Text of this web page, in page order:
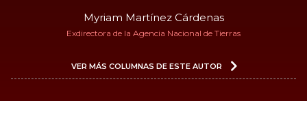
Myriam Martínez Cárdenas
Exdirectora de la Agencia Nacional de Tierras
VER MÁS COLUMNAS DE ESTE AUTOR